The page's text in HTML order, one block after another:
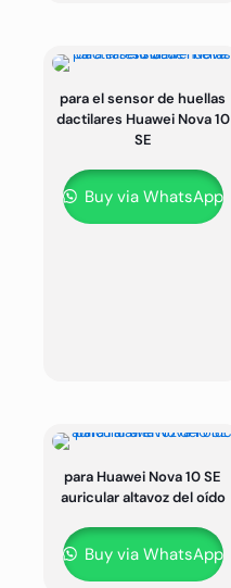
para el sensor de huellas
dactilares Huawei Nova 10
SE
Buy via WhatsApp
para Huawei Nova 10 SE
auricular altavoz del oído
Buy via WhatsApp